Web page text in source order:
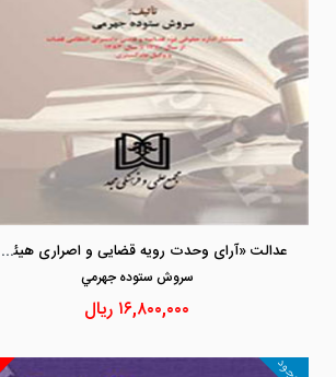
عدالت «آرای وحدت رویه قضایی و اصراری هیئت عمومی دیوان عالی کشور»
سروش ستوده جهرمي
۱۶,۸۰۰,۰۰۰ ریال